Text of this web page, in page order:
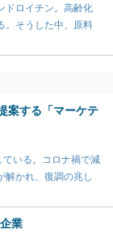
ドロイチン。高齢化
。そうした中、原料
案する「マーケテ
いる。コロナ禍で減
解かれ、復調の兆し
業